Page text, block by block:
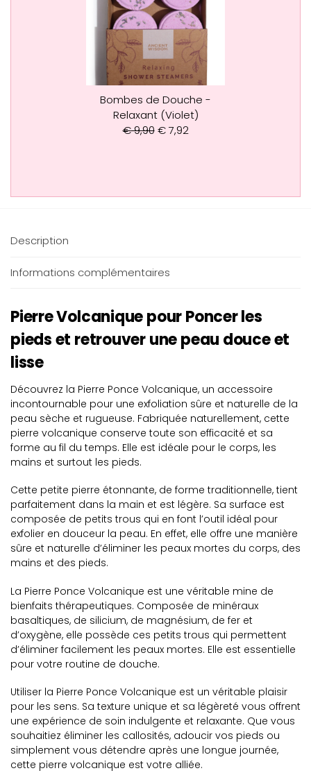
Bombes de Douche -
Relaxant (Violet)
€9,90 €7,92
Description
Informations complémentaires
Pierre Volcanique pour Poncer les
pieds et retrouver une peau douce et
lisse
Découvrez la Pierre Ponce Volcanique, un accessoire
incontournable pour une exfoliation sûre et naturelle de la
peau sèche et rugueuse. Fabriquée naturellement, cette
pierre volcanique conserve toute son efficacité et sa
forme au fil du temps. Elle est idéale pour le corps, les
mains et surtout les pieds.
Cette petite pierre étonnante, de forme traditionnelle, tient
parfaitement dans la main et est légère. Sa surface est
composée de petits trous qui en font l’outil idéal pour
exfolier en douceur la peau. En effet, elle offre une manière
sûre et naturelle d’éliminer les peaux mortes du corps, des
mains et des pieds.
La Pierre Ponce Volcanique est une véritable mine de
bienfaits thérapeutiques. Composée de minéraux
basaltiques, de silicium, de magnésium, de fer et
d’oxygène, elle possède ces petits trous qui permettent
d’éliminer facilement les peaux mortes. Elle est essentielle
pour votre routine de douche.
Utiliser la Pierre Ponce Volcanique est un véritable plaisir
pour les sens. Sa texture unique et sa légèreté vous offrent
une expérience de soin indulgente et relaxante. Que vous
souhaitiez éliminer les callosités, adoucir vos pieds ou
simplement vous détendre après une longue journée,
cette pierre volcanique est votre alliée.